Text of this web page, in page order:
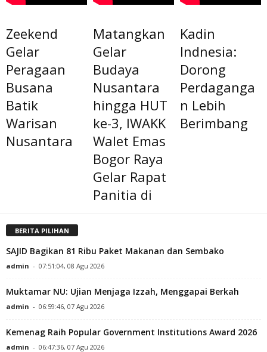
Zeekend
Gelar
Peragaan
Busana
Batik
Warisan
Nusantara
Matangkan
Gelar
Budaya
Nusantara
hingga HUT
ke-3, IWAKK
Walet Emas
Bogor Raya
Gelar Rapat
Panitia di
Kadin
Indnesia:
Dorong
Perdaganga
n Lebih
Berimbang
BERITA PILIHAN
SAJID Bagikan 81 Ribu Paket Makanan dan Sembako
admin - 07:51:04, 08 Agu 2026
Muktamar NU: Ujian Menjaga Izzah, Menggapai Berkah
admin - 06:59:46, 07 Agu 2026
Kemenag Raih Popular Government Institutions Award 2026
admin - 06:47:36, 07 Agu 2026